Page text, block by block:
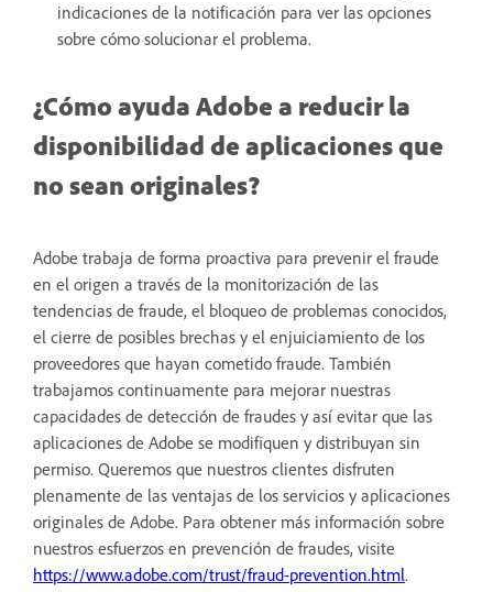
indicaciones de la notificación para ver las opciones
sobre cómo solucionar el problema.
¿Cómo ayuda Adobe a reducir la
disponibilidad de aplicaciones que
no sean originales?
Adobe trabaja de forma proactiva para prevenir el fraude
en el origen a través de la monitorización de las
tendencias de fraude, el bloqueo de problemas conocidos,
el cierre de posibles brechas y el enjuiciamiento de los
proveedores que hayan cometido fraude. También
trabajamos continuamente para mejorar nuestras
capacidades de detección de fraudes y así evitar que las
aplicaciones de Adobe se modifiquen y distribuyan sin
permiso. Queremos que nuestros clientes disfruten
plenamente de las ventajas de los servicios y aplicaciones
originales de Adobe. Para obtener más información sobre
nuestros esfuerzos en prevención de fraudes, visite
https://www.adobe.com/trust/fraud-prevention.html.